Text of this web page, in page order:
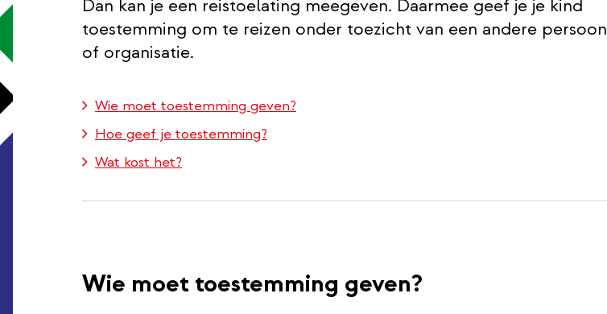
Dan kan je een reistoelating meegeven. Daarmee geef je je kind
toestemming om te reizen onder toezicht van een andere persoon
of organisatie.
Wie moet toestemming geven?
Hoe geef je toestemming?
Wat kost het?
Wie moet toestemming geven?